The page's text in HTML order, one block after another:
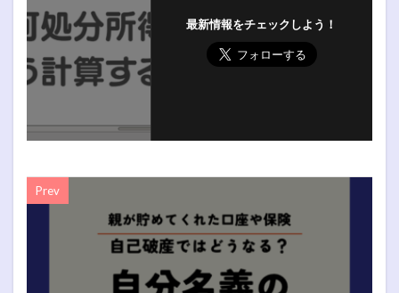
最新情報をチェックしよう！
Prev